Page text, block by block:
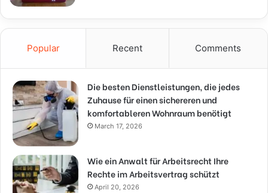
Popular Recent Comments
Die besten Dienstleistungen, die jedes
Zuhause für einen sichereren und
komfortableren Wohnraum benötigt
March 17, 2026
Wie ein Anwalt für Arbeitsrecht Ihre
Rechte im Arbeitsvertrag schützt
April 20, 2026